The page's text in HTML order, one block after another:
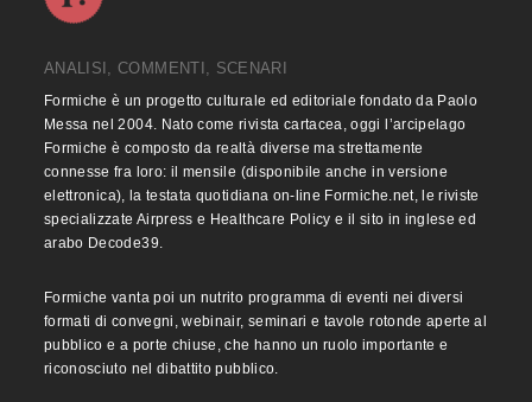
ANALISI, COMMENTI, SCENARI
Formiche è un progetto culturale ed editoriale fondato da Paolo
Messa nel 2004. Nato come rivista cartacea, oggi l’arcipelago
Formiche è composto da realtà diverse ma strettamente
connesse fra loro: il mensile (disponibile anche in versione
elettronica), la testata quotidiana on-line Formiche.net, le riviste
specializzate Airpress e Healthcare Policy e il sito in inglese ed
arabo Decode39.
Formiche vanta poi un nutrito programma di eventi nei diversi
formati di convegni, webinair, seminari e tavole rotonde aperte al
pubblico e a porte chiuse, che hanno un ruolo importante e
riconosciuto nel dibattito pubblico.